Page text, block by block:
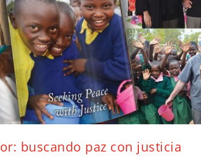
buscando paz con justicia